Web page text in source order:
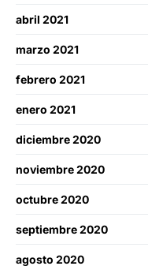
abril 2021
marzo 2021
febrero 2021
enero 2021
diciembre 2020
noviembre 2020
octubre 2020
septiembre 2020
agosto 2020